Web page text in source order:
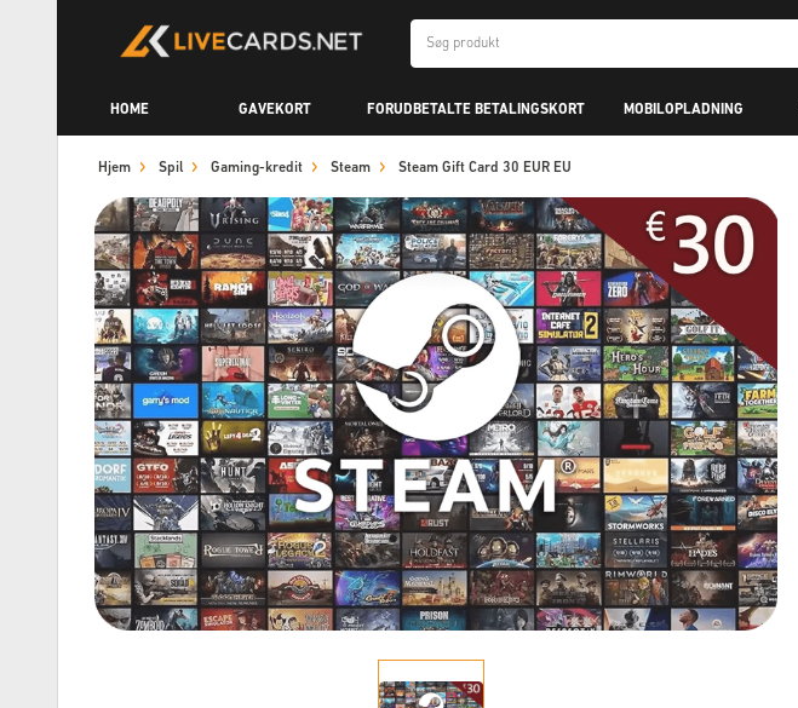
HOME GAVEKORT FORUDBETALTE BETALINGSKORT MOBILOPLADNING
Hjem Spil Gaming-kredit Steam Steam Gift Card 30 EUR EU